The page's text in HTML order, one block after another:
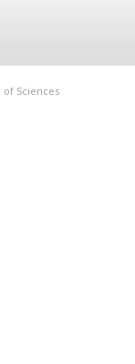
Sciences